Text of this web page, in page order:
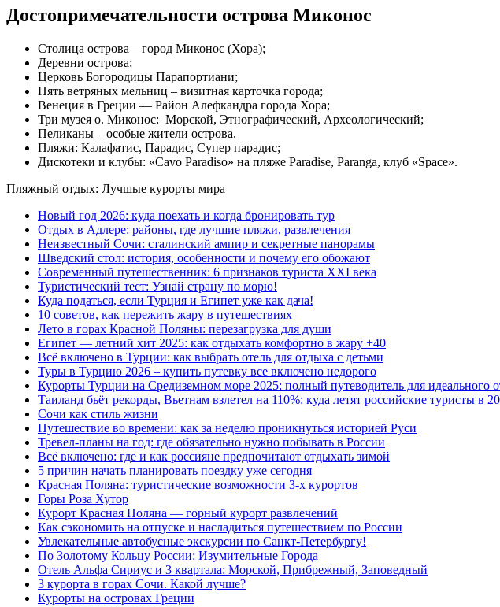
Достопримечательности острова Миконос
Столица острова – город Миконос (Хора);
Деревни острова;
Церковь Богородицы Парапортиани;
Пять ветряных мельниц – визитная карточка города;
Венеция в Греции — Район Алефкандра города Хора;
Три музея о. Миконос: Морской, Этнографический, Археологический;
Пеликаны – особые жители острова.
Пляжи: Калафатис, Парадис, Супер парадис;
Дискотеки и клубы: «Cavo Paradiso» на пляже Paradise, Paranga, клуб «Space».
Пляжный отдых: Лучшые курорты мира
Новый год 2026: куда поехать и когда бронировать тур
Отдых в Адлере: районы, где лучшие пляжи, развлечения
Неизвестный Сочи: сталинский ампир и секретные панорамы
Шведский стол: история, особенности и почему его обожают
Современный путешественник: 6 признаков туриста XXI века
Туристический тест: Узнай страну по морю!
Куда податься, если Турция и Египет уже как дача!
10 советов, как пережить жару в путешествиях
Лето в горах Красной Поляны: перезагрузка для души
Египет — летний хит 2025: как отдыхать комфортно в жару +40
Всё включено в Турции: как выбрать отель для отдыха с детьми
Туры в Турцию 2026 – купить путевку все включено недорого
Курорты Турции на Средиземном море 2025: полный путеводитель для идеального
Таиланд бьёт рекорды, Вьетнам взлетел на 110%: куда летят российские туристы в
Сочи как стиль жизни
Путешествие во времени: как за неделю проникнуться историей Руси
Тревел-планы на год: где обязательно нужно побывать в России
Всё включено: где и как россияне предпочитают отдыхать зимой
5 причин начать планировать поездку уже сегодня
Красная Поляна: туристические возможности 3-х курортов
Горы Роза Хутор
Курорт Красная Поляна — горный курорт развлечений
Как сэкономить на отпуске и насладиться путешествием по России
Увлекательные автобусные экскурсии по Санкт-Петербургу!
По Золотому Кольцу России: Изумительные Города
Отель Альфа Сириус и 3 квартала: Морской, Прибрежный, Заповедный
3 курорта в горах Сочи. Какой лучше?
Курорты на островах Греции